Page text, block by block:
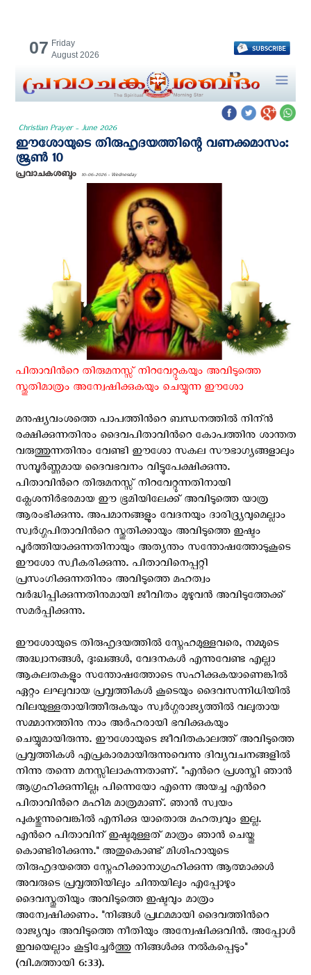
07 Friday
August 2026
Christian Prayer - June 2026
ഈശോയുടെ തിരുഹൃദയത്തിന്റെ വണക്കമാസം:
ജൂൺ 10
പ്രവാചകശബ്ദം 10-06-2026 - Wednesday
പിതാവിന്‍റെ തിരുമനസ്സ് നിറവേറ്റുകയും അവിടുത്തെ
സ്തുതിമാത്രം അന്വേഷിക്കുകയും ചെയ്യുന്ന ഈശോ
മനുഷ്യവംശത്തെ പാപത്തിന്‍റെ ബന്ധനത്തില്‍ നിന്ന്‍
രക്ഷിക്കുന്നതിനും ദൈവപിതാവിന്‍റെ കോപത്തിനു ശാന്തത
വരുത്തുന്നതിനും വേണ്ടി ഈശോ സകല സൗഭാഗ്യങ്ങളാലും
സമ്പൂര്‍ണ്ണമായ ദൈവഭവനം വിട്ടുപേക്ഷിക്കുന്നു.
പിതാവിന്‍റെ തിരുമനസ്സ് നിറവേറ്റുന്നതിനായി
ക്ലേശനിര്‍ഭരമായ ഈ ഭൂമിയിലേക്ക് അവിടുത്തെ യാത്ര
ആരംഭിക്കുന്നു. അപമാനങ്ങളും വേദനയും ദാരിദ്ര്യവുമെല്ലാം
സ്വര്‍ഗ്ഗപിതാവിന്‍റെ സ്തുതിക്കായും അവിടുത്തെ ഇഷ്ടം
പൂര്‍ത്തിയാക്കുന്നതിനായും അത്യന്തം സന്തോഷത്തോടുകൂടെ
ഈശോ സ്വീകരിക്കുന്നു. പിതാവിനെപ്പറ്റി
പ്രസംഗിക്കുന്നതിനും അവിടുത്തെ മഹത്വം
വര്‍ദ്ധിപ്പിക്കുന്നതിനുമായി ജീവിതം മുഴുവന്‍ അവിടുത്തേക്ക്
സമര്‍പ്പിക്കുന്നു.
ഈശോയുടെ തിരുഹൃദയത്തില്‍ സ്നേഹമുള്ളവരെ, നമ്മുടെ
അദ്ധ്വാനങ്ങള്‍, ദുഃഖങ്ങള്‍, വേദനകള്‍ എന്നുവേണ്ട എല്ലാ
ആകുലതകളും സന്തോഷത്തോടെ സഹിക്കുകയാണെങ്കില്‍
ഏറ്റം ലഘുവായ പ്രവൃത്തികള്‍ കൂടെയും ദൈവസന്നിധിയില്‍
വിലയുള്ളതായിത്തീരുകയും സ്വര്‍ഗ്ഗരാജ്യത്തില്‍ വലുതായ
സമ്മാനത്തിനു നാം അര്‍ഹരായി ഭവിക്കുകയും
ചെയ്യുമായിരുന്നു. ഈശോയുടെ ജീവിതകാലത്ത് അവിടുത്തെ
പ്രവൃത്തികള്‍ എപ്രകാരമായിരുന്നുവെന്നു ദിവ്യവചനങ്ങളില്‍
നിന്നു തന്നെ മനസ്സിലാകുന്നതാണ്. "എന്‍റെ പ്രശസ്തി ഞാന്‍
ആഗ്രഹിക്കുന്നില്ല; പിന്നെയോ എന്നെ അയച്ച എന്‍റെ
പിതാവിന്‍റെ മഹിമ മാത്രമാണ്. ഞാന്‍ സ്വയം
പുകഴ്ത്തുന്നുവെങ്കില്‍ എനിക്കു യാതൊരു മഹത്വവും ഇല്ല.
എന്‍റെ പിതാവിന് ഇഷ്ടമുള്ളത് മാത്രം ഞാന്‍ ചെയ്തു
കൊണ്ടിരിക്കുന്നു." അതുകൊണ്ട് മിശിഹായുടെ
തിരുഹൃദയത്തെ സ്നേഹിക്കാനാഗ്രഹിക്കുന്ന ആത്മാക്കള്‍
അവരുടെ പ്രവൃത്തിയിലും ചിന്തയിലും എപ്പോഴും
ദൈവസ്തുതിയും അവിടുത്തെ ഇഷ്ടവും മാത്രം
അന്വേഷിക്കണം. "നിങ്ങള്‍ പ്രഥമമായി ദൈവത്തിന്‍റെ
രാജ്യവും അവിടുത്തെ നീതിയും അന്വേഷിക്കുവിന്‍. അപ്പോള്‍
ഇവയെല്ലാം കൂട്ടിച്ചേര്‍ത്തു നിങ്ങള്‍ക്കു നല്‍കപ്പെടും"
(വി.മത്തായി 6:33).